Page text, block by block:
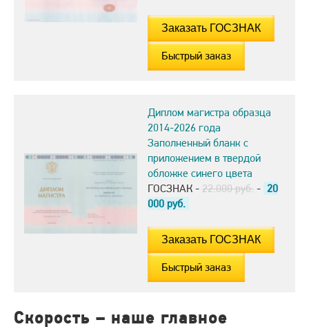
Быстрый заказ
Диплом магистра образца
2014-2026 года
Заполненный бланк с
приложением в твердой
обложке синего цвета
ГОСЗНАК - 22.000 руб. - 20
000 руб.
Быстрый заказ
Скорость – наше главное